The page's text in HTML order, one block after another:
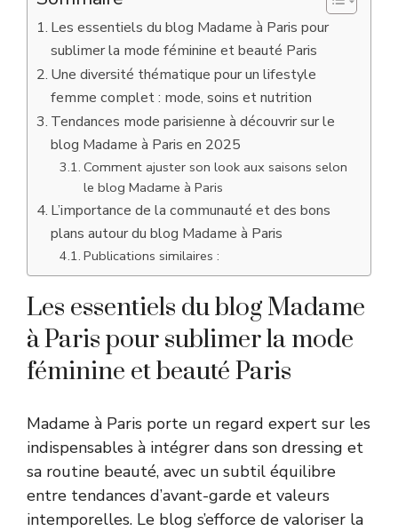
Les essentiels du blog Madame à Paris pour
sublimer la mode féminine et beauté Paris
Une diversité thématique pour un lifestyle
femme complet : mode, soins et nutrition
Tendances mode parisienne à découvrir sur le
blog Madame à Paris en 2025
Comment ajuster son look aux saisons selon
le blog Madame à Paris
L’importance de la communauté et des bons
plans autour du blog Madame à Paris
Publications similaires :
Les essentiels du blog Madame
à Paris pour sublimer la mode
féminine et beauté Paris
Madame à Paris porte un regard expert sur les
indispensables à intégrer dans son dressing et
sa routine beauté, avec un subtil équilibre
entre tendances d’avant-garde et valeurs
intemporelles. Le blog s’efforce de valoriser la